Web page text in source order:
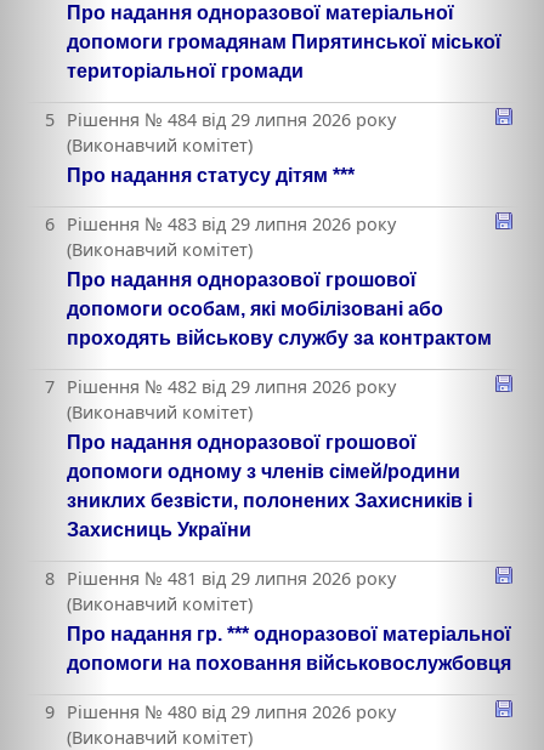
Про надання одноразової матеріальної
допомоги громадянам Пирятинської міської
територіальної громади
5 Рішення № 484 від 29 липня 2026 року
(Виконавчий комітет)
Про надання статусу дітям ***
6 Рішення № 483 від 29 липня 2026 року
(Виконавчий комітет)
Про надання одноразової грошової
допомоги особам, які мобілізовані або
проходять військову службу за контрактом
7 Рішення № 482 від 29 липня 2026 року
(Виконавчий комітет)
Про надання одноразової грошової
допомоги одному з членів сімей/родини
зниклих безвісти, полонених Захисників і
Захисниць України
8 Рішення № 481 від 29 липня 2026 року
(Виконавчий комітет)
Про надання гр. *** одноразової матеріальної
допомоги на поховання військовослужбовця
9 Рішення № 480 від 29 липня 2026 року
(Виконавчий комітет)